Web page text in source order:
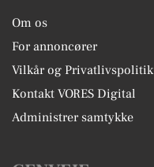
Om os
For annoncører
Vilkår og Privatlivspolitik
Kontakt VORES Digital
Administrer samtykke